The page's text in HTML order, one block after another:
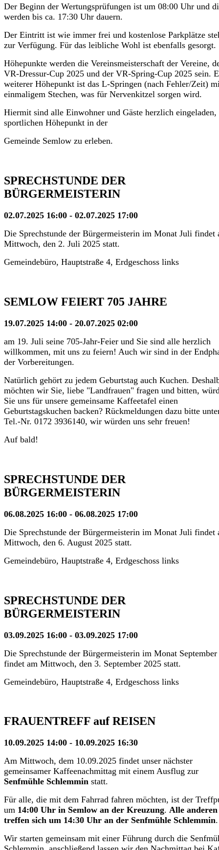
Der Beginn der Wertungsprüfungen ist um 08:00 Uhr und
werden bis ca. 17:30 Uhr dauern.
Der Eintritt ist wie immer frei und kostenlose Parkplätze
zur Verfügung. Für das leibliche Wohl ist ebenfalls gesorgt.
Höhepunkte werden die Vereinsmeisterschaft der Vereine,
VR-Dressur-Cup 2025 und der VR-Spring-Cup 2025 sein.
weiterer Höhepunkt ist das L-Springen (nach Fehler/Zeit)
einmaligem Stechen, was für Nervenkitzel sorgen wird.
Hiermit sind alle Einwohner und Gäste herzlich eingeladen,
sportlichen Höhepunkt in der
Gemeinde Semlow zu erleben.
SPRECHSTUNDE DER
BÜRGERMEISTERIN
02.07.2025 16:00 - 02.07.2025 17:00
Die Sprechstunde der Bürgermeisterin im Monat Juli findet
Mittwoch, den 2. Juli 2025 statt.
Gemeindebüro, Hauptstraße 4, Erdgeschoss links
SEMLOW FEIERT 705 JAHRE
19.07.2025 14:00 - 20.07.2025 02:00
am 19. Juli seine 705-Jahr-Feier und Sie sind alle herzlich
willkommen, mit uns zu feiern! Auch wir sind in der
der Vorbereitungen.
Natürlich gehört zu jedem Geburtstag auch Kuchen.
möchten wir Sie, liebe "Landfrauen" fragen und bitten,
Sie uns für unsere gemeinsame Kaffeetafel einen
Geburtstagskuchen backen? Rückmeldungen dazu bitte
Tel.-Nr. 0172 3936140, wir würden uns sehr freuen!
Auf bald!
SPRECHSTUNDE DER
BÜRGERMEISTERIN
06.08.2025 16:00 - 06.08.2025 17:00
Die Sprechstunde der Bürgermeisterin im Monat Juli findet
Mittwoch, den 6. August 2025 statt.
Gemeindebüro, Hauptstraße 4, Erdgeschoss links
SPRECHSTUNDE DER
BÜRGERMEISTERIN
03.09.2025 16:00 - 03.09.2025 17:00
Die Sprechstunde der Bürgermeisterin im Monat September
findet am Mittwoch, den 3. September 2025 statt.
Gemeindebüro, Hauptstraße 4, Erdgeschoss links
FRAUENTREFF auf REISEN
10.09.2025 14:00 - 10.09.2025 16:30
Am Mittwoch, dem 10.09.2025 findet unser nächster
gemeinsamer Kaffeenachmittag mit einem Ausflug zur
Senfmühle Schlemmin statt.
Für alle, die mit dem Fahrrad fahren möchten, ist der
um 14:00 Uhr in Semlow an der Kreuzung. Alle anderen
treffen sich um 14:30 Uhr an der Senfmühle Schlemmin.
Wir starten gemeinsam mit einer Führung durch die